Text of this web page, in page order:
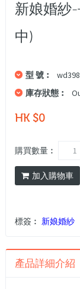
新娘婚紗
中)
型 號︰
庫存狀態︰
HK $0
購買數量︰
加入購物車
標簽︰ 新娘婚紗
產品詳細介紹